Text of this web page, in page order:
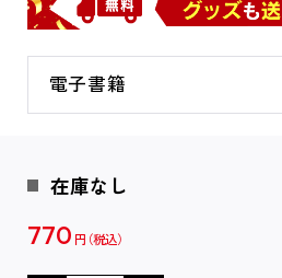
電子書籍
在庫なし
770 円